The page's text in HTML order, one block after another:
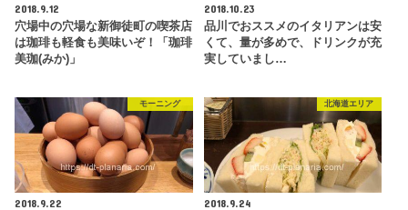
2018.9.12
穴場中の穴場な新御徒町の喫茶店
は珈琲も軽食も美味いぞ！「珈琲
美珈(みか)」
2018.10.23
品川でおススメのイタリアンは安
くて、量が多めで、ドリンクが充
実していまし…
モーニング
2018.9.22
北海道エリア
2018.9.24